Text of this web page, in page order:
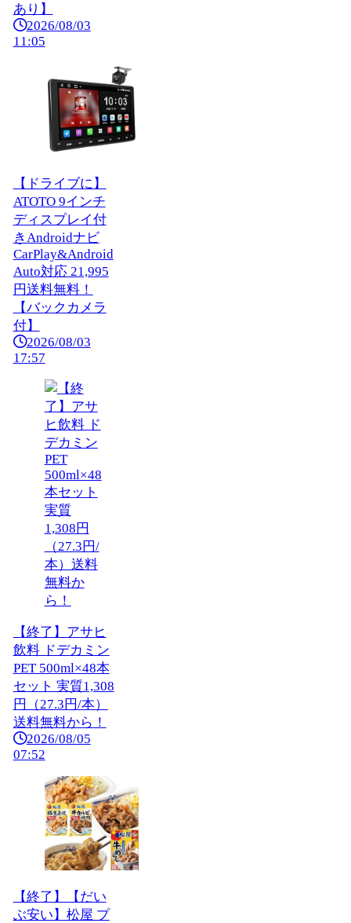
あり】
2026/08/03
11:05
【ドライブに】
ATOTO 9インチ
ディスプレイ付
きAndroidナビ
CarPlay&Android
Auto対応 21,995
円送料無料！
【バックカメラ
付】
2026/08/03
17:57
【終了】アサヒ
飲料 ドデカミン
PET 500ml×48本
セット 実質1,308
円（27.3円/本）
送料無料から！
2026/08/05
07:52
【終了】【だい
ぶ安い】松屋 プ